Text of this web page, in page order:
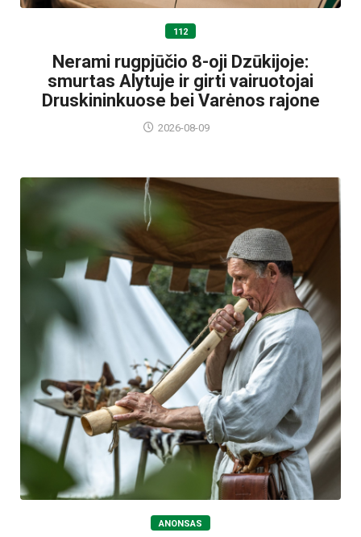
112
Nerami rugpjūčio 8-oji Dzūkijoje:
smurtas Alytuje ir girti vairuotojai
Druskininkuose bei Varėnos rajone
2026-08-09
ANONSAS